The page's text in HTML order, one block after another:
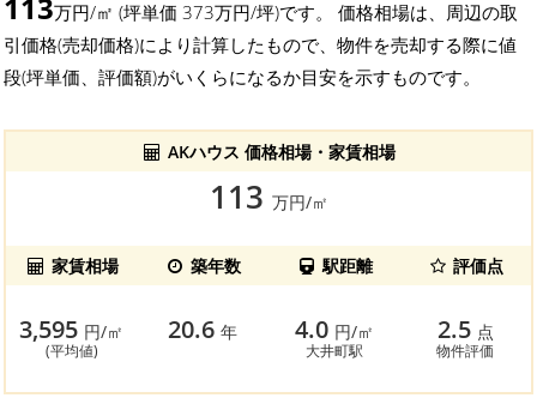
113万円/㎡ (坪単価 373万円/坪)です。 価格相場は、周辺の取
引価格(売却価格)により計算したもので、物件を売却する際に値
段(坪単価、評価額)がいくらになるか目安を示すものです。
AKハウス 価格相場・家賃相場
113 万円/㎡
家賃相場 築年数 駅距離 評価点
3,595 円/㎡
(平均値)
20.6年 4.0 円/㎡
大井町駅
2.5 点
物件評価